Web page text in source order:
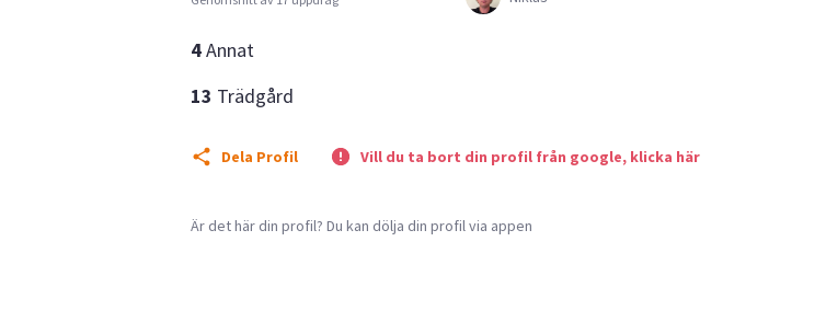
4Annat
13 Trädgård
Dela Profil Vill du ta bort din profil från google, klicka här
Är det här din profil? Du kan dölja din profil via appen